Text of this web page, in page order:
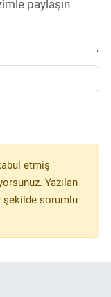
etmiş
Yazılan
şekilde sorumlu